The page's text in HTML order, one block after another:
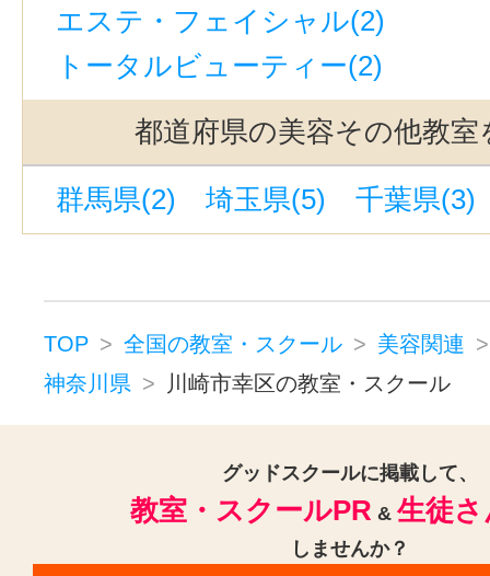
エステ・フェイシャル(2)
トータルビューティー(2)
都道府県の美容その他教室
群馬県(2) 埼玉県(5) 千葉県(3)
TOP 全国の教室・スクール
美容関連
神奈川県
川崎市幸区の教室・スクール
グッドスクールに掲載して、
教室・スクールPR & 生徒
しませんか？